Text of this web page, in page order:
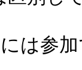
は参